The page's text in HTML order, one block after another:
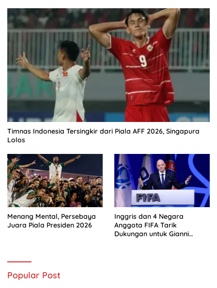
Timnas Indonesia Tersingkir dari Piala AFF 2026, Singapura
Lolos
Menang Mental, Persebaya
Juara Piala Presiden 2026
Inggris dan 4 Negara
Anggota FIFA Tarik
Dukungan untuk Gianni
Popular Post